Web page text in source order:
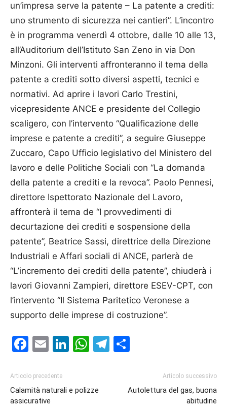
un’impresa serve la patente – La patente a crediti:
uno strumento di sicurezza nei cantieri”. L’incontro
è in programma venerdì 4 ottobre, dalle 10 alle 13,
all’Auditorium dell’Istituto San Zeno in via Don
Minzoni. Gli interventi affronteranno il tema della
patente a crediti sotto diversi aspetti, tecnici e
normativi. Ad aprire i lavori Carlo Trestini,
vicepresidente ANCE e presidente del Collegio
scaligero, con l’intervento “Qualificazione delle
imprese e patente a crediti”, a seguire Giuseppe
Zuccaro, Capo Ufficio legislativo del Ministero del
lavoro e delle Politiche Sociali con “La domanda
della patente a crediti e la revoca”. Paolo Pennesi,
direttore Ispettorato Nazionale del Lavoro,
affronterà il tema de “I provvedimenti di
decurtazione dei crediti e sospensione della
patente”, Beatrice Sassi, direttrice della Direzione
Industriali e Affari sociali di ANCE, parlerà de
“L’incremento dei crediti della patente”, chiuderà i
lavori Giovanni Zampieri, direttore ESEV-CPT, con
l’intervento “Il Sistema Paritetico Veronese a
supporto delle imprese di costruzione”.
Facebook
EmailLinkedIn
WhatsApp
Telegram
Articolo precedente
Calamità naturali e polizze
assicurative
Articolo successivo
Autolettura del gas, buona
abitudine